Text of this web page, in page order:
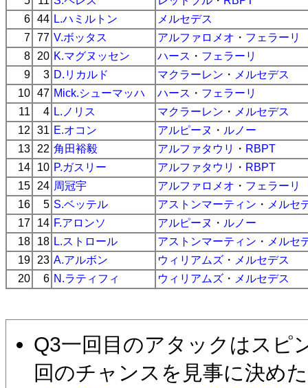
6 44 L.ハミルトン
メルセデス
7 77 V.ボッタス アルファロメオ ・ フェラーリ
8
20 K.マグヌッセン ハース ・ フェラーリ
9
3 D.リカルド マクラーレン ・ メルセデス
10 47 Mick.シューマッハ ハース ・ フェラーリ
11
4 L.ノリス マクラーレン ・ メルセデス
12
31 E.オコン アルピーヌ ・ ルノー
13
22 角田裕毅 アルファタウリ ・ RBPT
14
10 P.ガスリー アルファタウリ ・ RBPT
15
24 周冠宇 アルファロメオ ・ フェラーリ
16
5 S.ベッテル アストンマーティン ・ メルセ
17
14 F.アロンソ アルピーヌ ・ ルノー
18
18 L.ストロール アストンマーティン ・ メルセ
19
23 A.アルボン ウィリアムズ ・ メルセデス
20
6 N.ラティフィ ウィリアムズ ・ メルセデス
Q3一回目のアタックはスピ
回のチャンスを見事に決めた